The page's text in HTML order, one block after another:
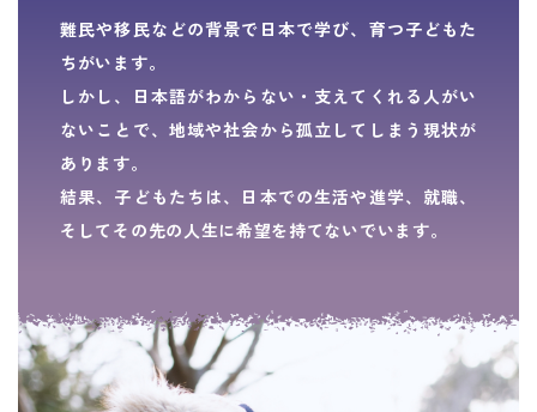
難民や移民などの背景で日本で学び、育つ子どもた
ちがいます。
しかし、日本語がわからない・支えてくれる人がい
ないことで、地域や社会から孤立してしまう現状が
あります。
結果、子どもたちは、日本での生活や進学、就職、
そしてその先の人生に希望を持てないでいます。